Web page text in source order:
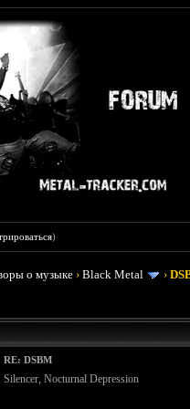
)
о музыке ›Black Metal ›
RE: DSBM
Silencer, Nocturnal Depression